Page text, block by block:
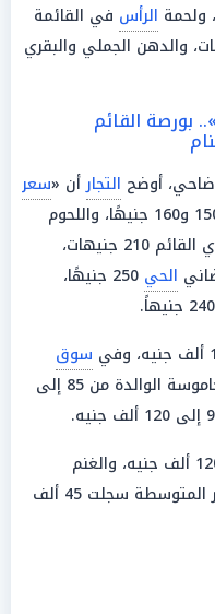
الرأس في القائمة
والدهن البقري 210 جنيهات، والدهن الجملي والبقري
بورصة القائم
أوضح التجارأن «سعر
كيلو الجاموسي القائم تراوح ما بين 150 و160 جنيهًا، واللحوم
المذبوحة 260 جنيهاً»، والكندوز البلدي القائم 210 جنيهات،
الحي
250 جنيهًا،
سوق
الماشية تبدأ من 105 آلاف جنيه، والجاموسة الوالدة من 85 إلى
من 90 إلى 120 ألف جنيه، والغنم
الصغيرة تبدأ من 12000 جنيه، والأبقار المتوسطة سجلت 45 ألف